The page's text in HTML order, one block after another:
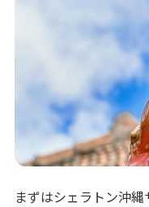
まずはシェラトン沖